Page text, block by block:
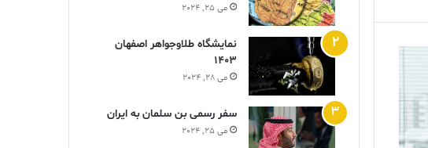
می 25, 2024
نمایشگاه طلاوجواهر اصفهان
1403
می 28, 2024
سفر رسمی بن سلمان به ایران
می 25, 2024